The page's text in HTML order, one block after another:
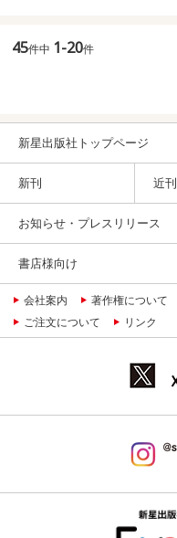
45件中 1-20件
新星出版社トップページ
新刊 近刊
お知らせ・プレスリリース
書店様向け
会社案内 著作権について
ご注文について
リンク